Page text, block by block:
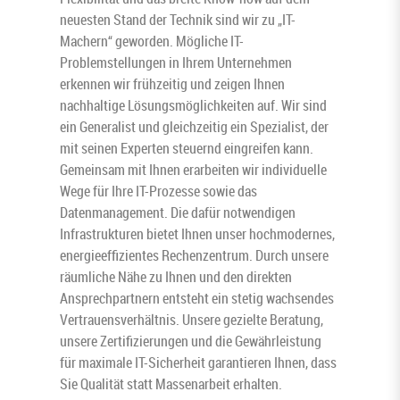
neuesten Stand der Technik sind wir zu „IT-
Machern“ geworden. Mögliche IT-
Problemstellungen in Ihrem Unternehmen
erkennen wir frühzeitig und zeigen Ihnen
nachhaltige Lösungsmöglichkeiten auf. Wir sind
ein Generalist und gleichzeitig ein Spezialist, der
mit seinen Experten steuernd eingreifen kann.
Gemeinsam mit Ihnen erarbeiten wir individuelle
Wege für Ihre IT-Prozesse sowie das
Datenmanagement. Die dafür notwendigen
Infrastrukturen bietet Ihnen unser hochmodernes,
energieeffizientes Rechenzentrum. Durch unsere
räumliche Nähe zu Ihnen und den direkten
Ansprechpartnern entsteht ein stetig wachsendes
Vertrauensverhältnis. Unsere gezielte Beratung,
unsere Zertifizierungen und die Gewährleistung
für maximale IT-Sicherheit garantieren Ihnen, dass
Sie Qualität statt Massenarbeit erhalten.